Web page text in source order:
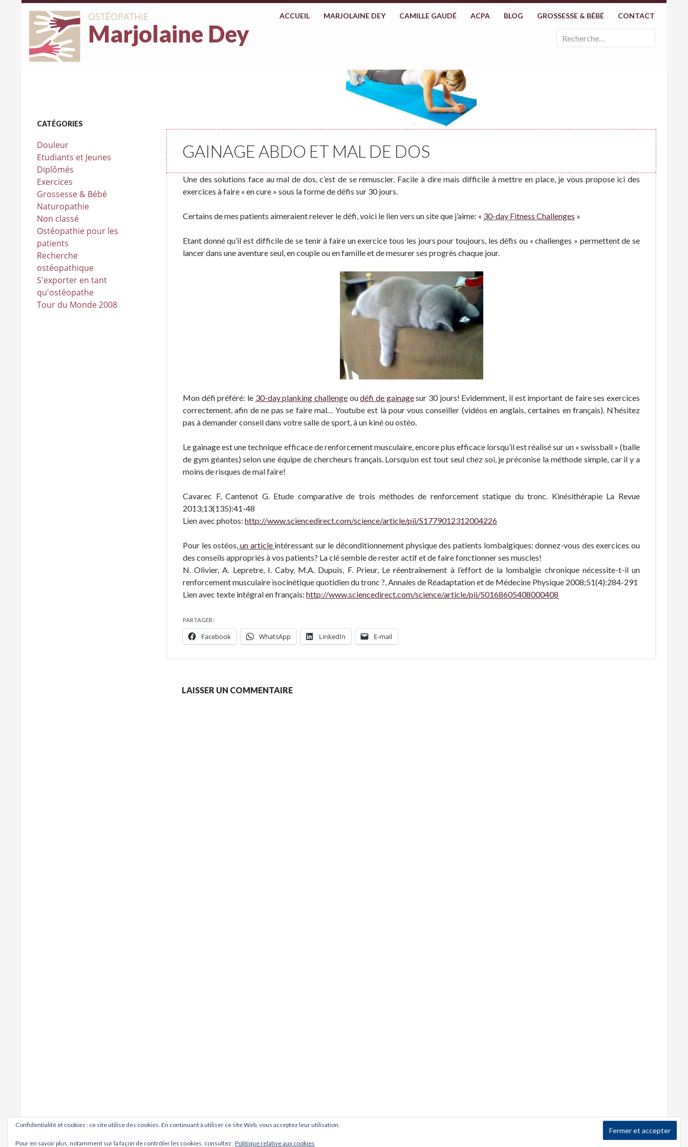
OSTÉOPATHIE
Marjolaine Dey
ACCUEIL
MARJOLAINE DEY CAMILLE GAUDÉ ACPA BLOG GROSSESSE & BÉBÉ CONTACT
Rechercher :
GAINAGE ABDO ET MAL DE DOS
Une des solutions face au mal de dos, c’est de se remuscler. Facile à dire mais difficile à mettre en place, je vous propose ici des
exercices à faire « en cure » sous la forme de défis sur 30 jours.
Certains de mes patients aimeraient relever le défi, voici le lien vers un site que j’aime: « 30-day Fitness Challenges »
Etant donné qu’il est difficile de se tenir à faire un exercice tous les jours pour toujours, les défis ou « challenges » permettent de se
lancer dans une aventure seul, en couple ou en famille et de mesurer ses progrès chaque jour.
Mon défi préféré: le 30-day planking challenge oudéfi de gainagesur 30 jours! Evidemment, il est important de faire ses exercices
correctement, afin de ne pas se faire mal… Youtube est là pour vous conseiller (vidéos en anglais, certaines en français). N’hésitez
pas à demander conseil dans votre salle de sport, à un kiné ou ostéo.
Le gainage est une technique efficace de renforcement musculaire, encore plus efficace lorsqu’il est réalisé sur un « swissball » (balle
de gym géantes) selon une équipe de chercheurs français. Lorsqu’on est tout seul chez soi, je préconise la méthode simple, car il y a
moins de risques de mal faire!
Cavarec F, Cantenot G. Etude comparative de trois méthodes de renforcement statique du tronc. Kinésithérapie La Revue
2013;13(135):41-48
Lien avec photos: http://www.sciencedirect.com/science/article/pii/S1779012312004226
Pour les ostéos, un article intéressant sur le déconditionnement physique des patients lombalgiques: donnez-vous des exercices ou
des conseils appropriés à vos patients? La clé semble de rester actif et de faire fonctionner ses muscles!
N. Olivier, A. Lepretre, I. Caby, M.A. Dupuis, F. Prieur, Le réentraînement à l’effort de la lombalgie chronique nécessite-t-il un
renforcement musculaire isocinétique quotidien du tronc ?, Annales de Réadaptation et de Médecine Physique 2008;51(4):284-291
Lien avec texte intégral en français: http://www.sciencedirect.com/science/article/pii/S0168605408000408
PARTAGER :
Facebook WhatsApp LinkedIn E-mail
LAISSER UN COMMENTAIRE
CATÉGORIES
Douleur
Etudiants et Jeunes
Diplômés
Exercices
Grossesse & Bébé
Naturopathie
Non classé
Ostéopathie pour les
patients
Recherche
ostéopathique
S'exporter en tant
qu'ostéopathe
Tour du Monde 2008
Confidentialité et cookies : ce site utilise des cookies. En continuant à utiliser ce site Web, vous acceptez leur utilisation.
Pour en savoir plus, notamment sur la façon de contrôler les cookies, consultez :Politique relative aux cookies